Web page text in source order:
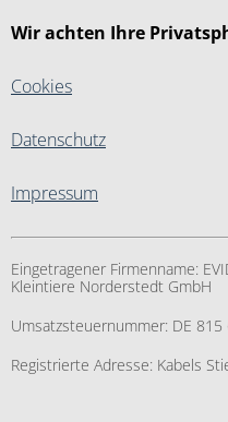
Wir achten Ihre
Cookies
Datenschutz
Impressum
Eingetragener Firmenname:
Kleintiere Norderstedt GmbH
Umsatzsteuernummer: DE 815
Registrierte Adresse: Kabels